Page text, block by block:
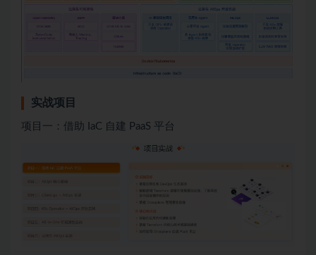
实战项目
项目一：借助 IaC 自建 PaaS 平台